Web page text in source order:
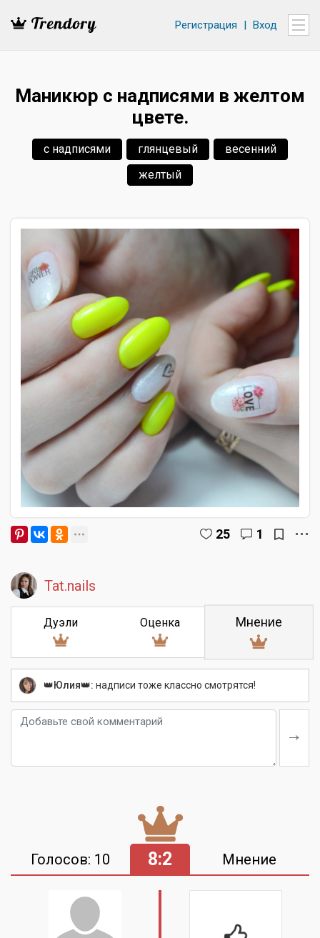
Регистрация | Вход
Маникюр с надписями в желтом
цвете.
с надписями глянцевый
весенний
желтый
25 1
Tat.nails
Дуэли Оценка Мнение
👑Юлия👑: надписи тоже классно смотрятся!
Голосов: 10 8:2 Мнение